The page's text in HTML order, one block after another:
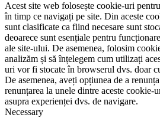
Acest site web folosește cookie-uri
în timp ce navigați pe site. Din aceste
sunt clasificate ca fiind necesare sunt
deoarece sunt esențiale pentru
ale site-ului. De asemenea, folosim
analizăm și să înțelegem cum utilizați
uri vor fi stocate în browserul dvs. doar
De asemenea, aveți opțiunea de a
renunțarea la unele dintre aceste cookie-
asupra experienței dvs. de navigare.
Necessary